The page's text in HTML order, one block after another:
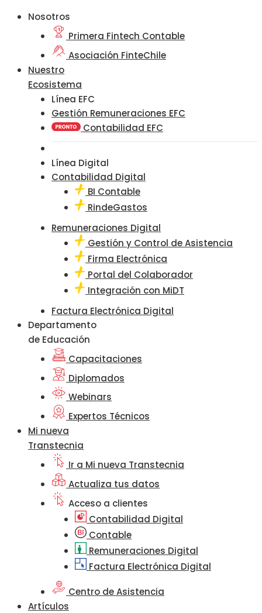
Nosotros
Primera Fintech Contable
Asociación FinteChile
Nuestro
Ecosistema
Línea EFC
Gestión Remuneraciones EFC
Contabilidad EFC
Línea Digital
Contabilidad Digital
BI Contable
RindeGastos
Remuneraciones Digital
Gestión y Control de Asistencia
Firma Electrónica
Portal del Colaborador
Integración con MiDT
Factura Electrónica Digital
Departamento
de Educación
Capacitaciones
Diplomados
Webinars
Expertos Técnicos
Mi nueva
Transtecnia
Ir a Mi nueva Transtecnia
Actualiza tus datos
Acceso a clientes
Contabilidad Digital
Contable
Remuneraciones Digital
Factura Electrónica Digital
Centro de Asistencia
Artículos